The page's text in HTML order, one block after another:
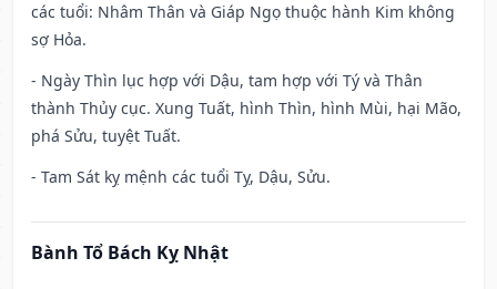
các tuổi: Nhâm Thân và Giáp Ngọ thuộc hành Kim không
sợ Hỏa.
- Ngày Thìn lục hợp với Dậu, tam hợp với Tý và Thân
thành Thủy cục. Xung Tuất, hình Thìn, hình Mùi, hại Mão,
phá Sửu, tuyệt Tuất.
- Tam Sát kỵ mệnh các tuổi Tỵ, Dậu, Sửu.
Bành Tổ Bách Kỵ Nhật